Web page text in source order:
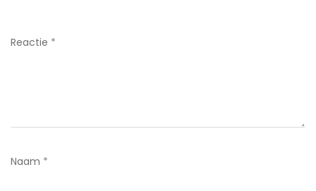
Reactie *
Naam *